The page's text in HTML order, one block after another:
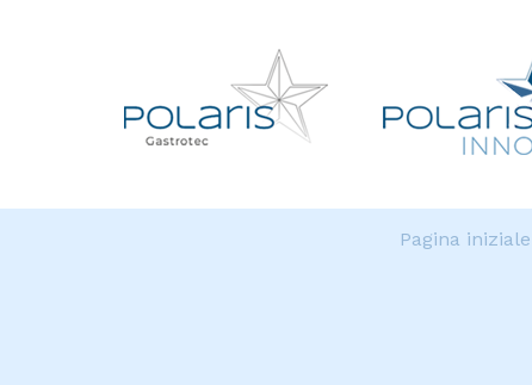
Pagina iniziale